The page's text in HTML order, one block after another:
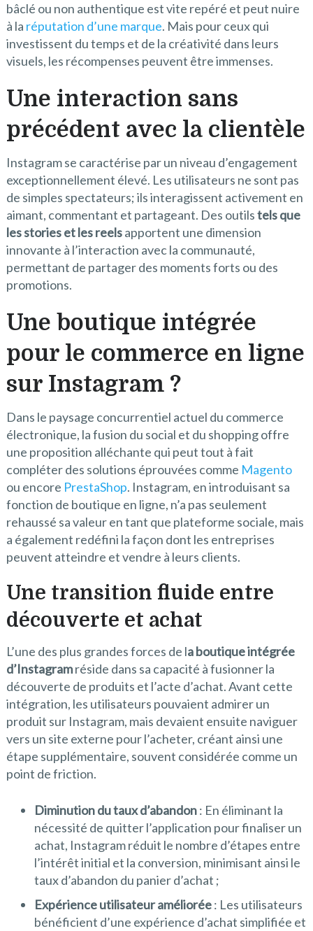
bâclé ou non authentique est vite repéré et peut nuire
à la réputation d’une marque. Mais pour ceux qui
investissent du temps et de la créativité dans leurs
visuels, les récompenses peuvent être immenses.
Une interaction sans
précédent avec la clientèle
Instagram se caractérise par un niveau d’engagement
exceptionnellement élevé. Les utilisateurs ne sont pas
de simples spectateurs; ils interagissent activement en
aimant, commentant et partageant. Des outilstels que
les stories et les reelsapportent une dimension
innovante à l’interaction avec la communauté,
permettant de partager des moments forts ou des
promotions.
Une boutique intégrée
pour le commerce en ligne
sur Instagram ?
Dans le paysage concurrentiel actuel du commerce
électronique, la fusion du social et du shopping offre
une proposition alléchante qui peut tout à fait
compléter des solutions éprouvées comme Magento
ou encore PrestaShop. Instagram, en introduisant sa
fonction de boutique en ligne, n’a pas seulement
rehaussé sa valeur en tant que plateforme sociale, mais
a également redéfini la façon dont les entreprises
peuvent atteindre et vendre à leurs clients.
Une transition fluide entre
découverte et achat
L’une des plus grandes forces de la boutique intégrée
d’Instagramréside dans sa capacité à fusionner la
découverte de produits et l’acte d’achat. Avant cette
intégration, les utilisateurs pouvaient admirer un
produit sur Instagram, mais devaient ensuite naviguer
vers un site externe pour l’acheter, créant ainsi une
étape supplémentaire, souvent considérée comme un
point de friction.
Diminution du taux d’abandon: En éliminant la
nécessité de quitter l’application pour finaliser un
achat, Instagram réduit le nombre d’étapes entre
l’intérêt initial et la conversion, minimisant ainsi le
taux d’abandon du panier d’achat ;
Expérience utilisateur améliorée: Les utilisateurs
bénéficient d’une expérience d’achat simplifiée et